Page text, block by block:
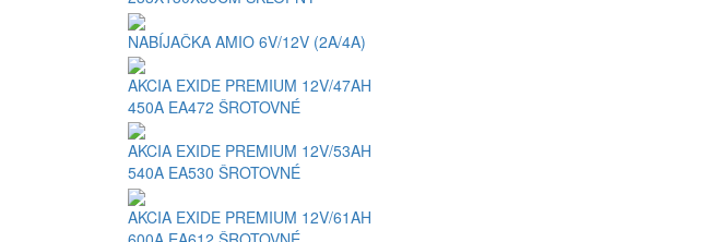
NABÍJAČKA AMIO 6V/12V (2A/4A)
AKCIA EXIDE PREMIUM 12V/47AH
450A EA472 ŠROTOVNÉ
AKCIA EXIDE PREMIUM 12V/53AH
540A EA530 ŠROTOVNÉ
AKCIA EXIDE PREMIUM 12V/61AH